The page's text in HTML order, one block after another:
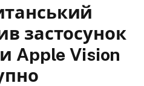
застосунок
Apple Vision